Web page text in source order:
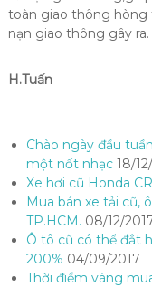
toàn giao thông hòng
nạn giao thông gây ra.
H.Tuấn
Chào ngày đầu
một nốt nhạc18/
Xe hơi cũ Honda
Mua bán xe tải cũ,
TP.HCM. 08/12/
Ô tô cũ có thể đắt
200% 04/09/2017
Thời điểm vàng